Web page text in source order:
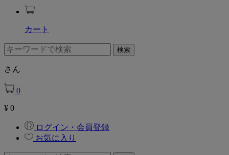
カート
さん
0
¥ 0
ログイン・会員登録
お気に入り